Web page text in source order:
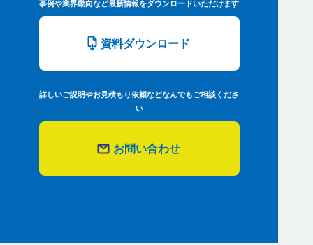
事例や業界動向など最新情報をダウンロードいただけます
資料ダウンロード
詳しいご説明やお見積もり依頼などなんでもご相談くださ
い
お問い合わせ